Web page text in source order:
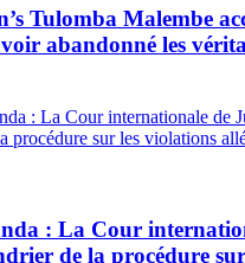
Tulomba Malembe
abandonné les
: La Cour
de la procédure